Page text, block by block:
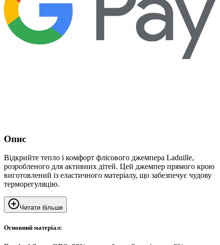
Опис
Відкрийте тепло і комфорт флісового джемпера Laduille,
розробленого для активних дітей. Цей джемпер прямого крою
виготовлений із еластичного матеріалу, що забезпечує чудову
терморегуляцію.
Читати більше
Основний матеріал: